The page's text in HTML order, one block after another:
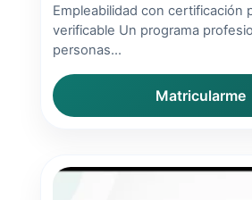
Empleabilidad con certificación
verificable Un programa
personas...
Matricularme